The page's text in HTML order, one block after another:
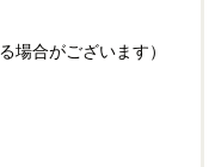
場合がございます）